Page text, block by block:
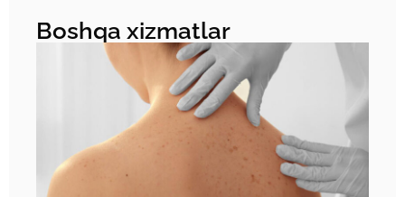
Boshqa xizmatlar